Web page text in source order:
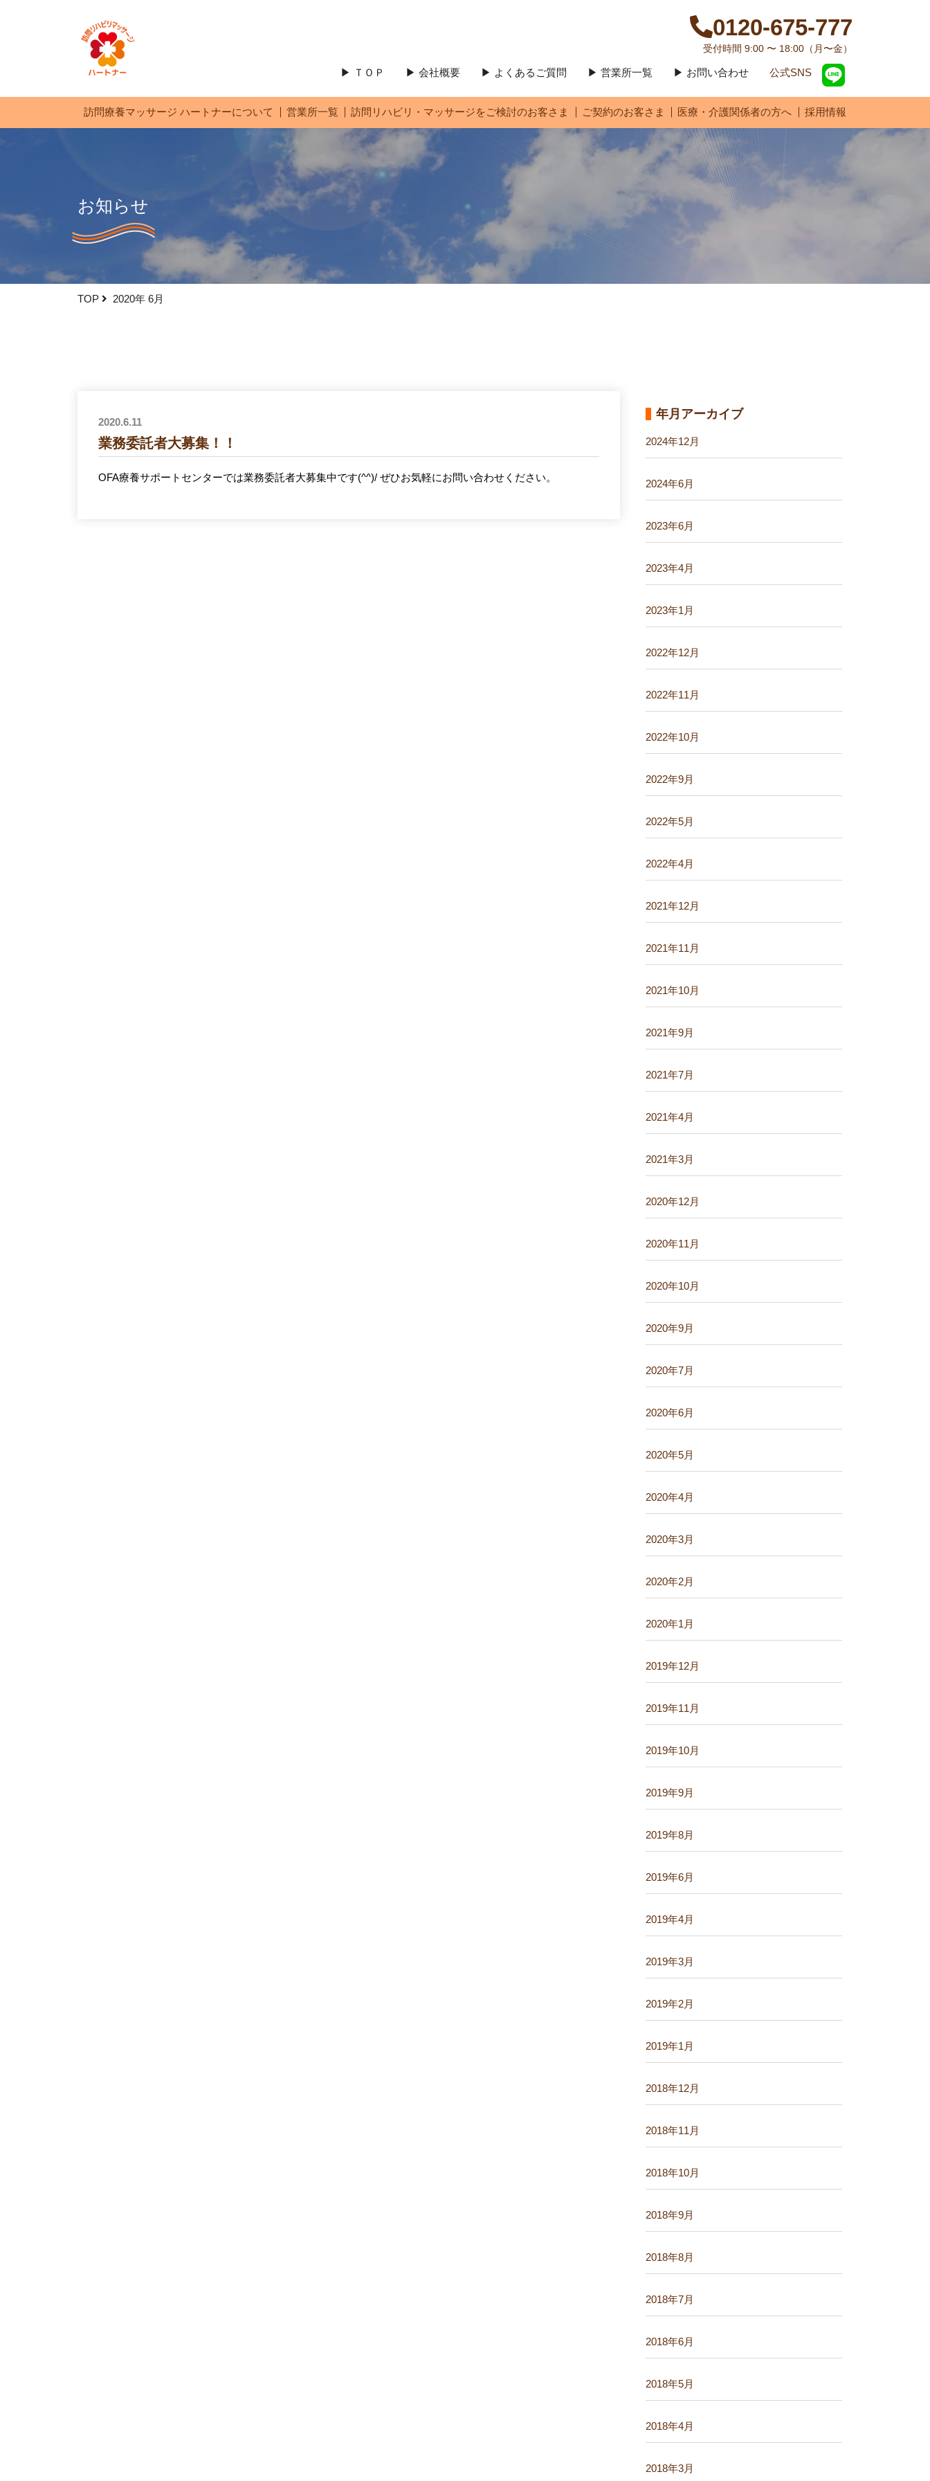
0120-675-777
受付時間 9:00 〜 18:00（月〜金）
▶ ＴＯＰ ▶ 会社概要 ▶ よくあるご質問 ▶ 営業所一覧 ▶ お問い合わせ 公式SNS
訪問療養マッサージ ハートナーについて 営業所一覧 訪問リハビリ・マッサージをご検討のお客さま ご契約のお客さま 医療・介護関係者の方へ 採用情報
お知らせ
TOP 2020年 6月
2020.6.11
業務委託者大募集！！
OFA療養サポートセンターでは業務委託者大募集中です(^^)/ ぜひお気軽にお問い合わせください。
年月アーカイブ
2024年12月
2024年6月
2023年6月
2023年4月
2023年1月
2022年12月
2022年11月
2022年10月
2022年9月
2022年5月
2022年4月
2021年12月
2021年11月
2021年10月
2021年9月
2021年7月
2021年4月
2021年3月
2020年12月
2020年11月
2020年10月
2020年9月
2020年7月
2020年6月
2020年5月
2020年4月
2020年3月
2020年2月
2020年1月
2019年12月
2019年11月
2019年10月
2019年9月
2019年8月
2019年6月
2019年4月
2019年3月
2019年2月
2019年1月
2018年12月
2018年11月
2018年10月
2018年9月
2018年8月
2018年7月
2018年6月
2018年5月
2018年4月
2018年3月